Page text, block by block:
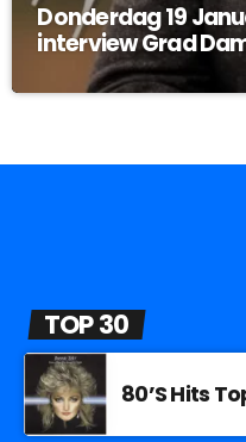
Donderdag 19
interview Grad
TOP 30
80’S Hits